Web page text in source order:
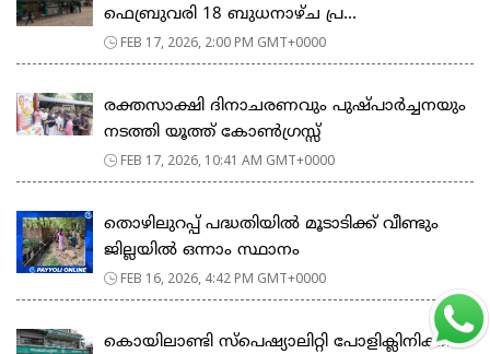
ഫെബ്രുവരി 18 ബുധനാഴ്ച പ്ര...
FEB 17, 2026, 2:00 PM GMT+0000
രക്തസാക്ഷി ദിനാചരണവും പുഷ്പാർച്ചനയും
നടത്തി യൂത്ത് കോൺഗ്രസ്സ്
FEB 17, 2026, 10:41 AM GMT+0000
തൊഴിലുറപ്പ് പദ്ധതിയിൽ മൂടാടിക്ക് വീണ്ടും
ജില്ലയിൽ ഒന്നാം സ്ഥാനം
FEB 16, 2026, 4:42 PM GMT+0000
കൊയിലാണ്ടി സ്പെഷ്യാലിറ്റി പോളിക്ലിനിക്കിൽ